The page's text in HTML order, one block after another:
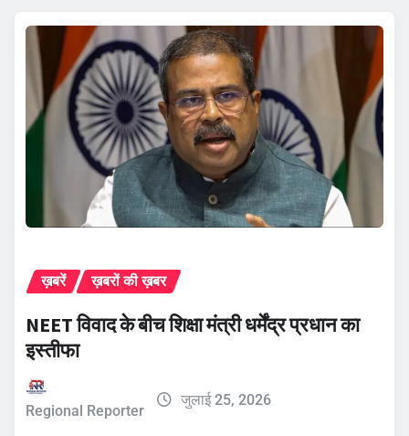
ख़बरें ख़बरों की ख़बर
NEET विवाद के बीच शिक्षा मंत्री धर्मेंद्र प्रधान का
इस्तीफा
Regional Reporter
जुलाई 25, 2026